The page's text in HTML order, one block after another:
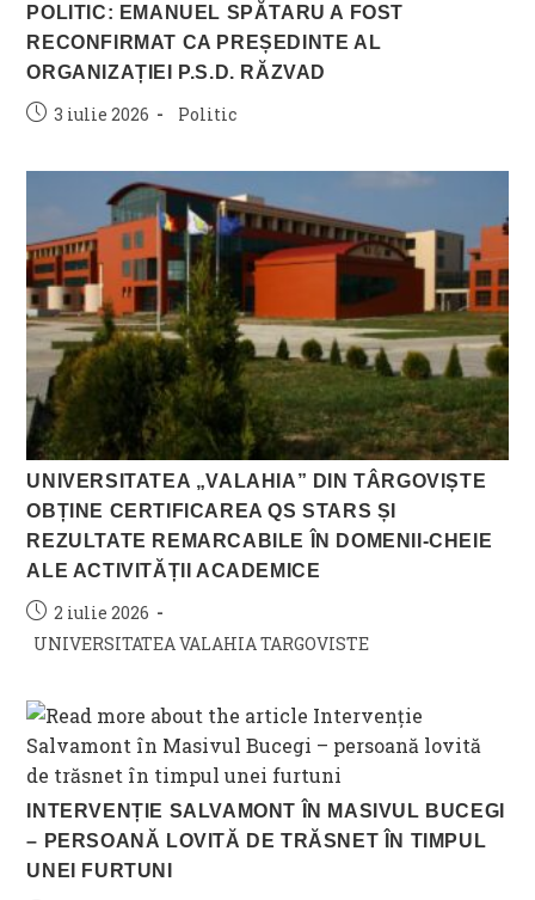
POLITIC: EMANUEL SPĂTARU A FOST
RECONFIRMAT CA PREȘEDINTE AL
ORGANIZAȚIEI P.S.D. RĂZVAD
Post3 iulie 2026
Post
Politic
UNIVERSITATEA „VALAHIA” DIN TÂRGOVIȘTE
OBȚINE CERTIFICAREA QS STARS ȘI
REZULTATE REMARCABILE ÎN DOMENII-CHEIE
ALE ACTIVITĂȚII ACADEMICE
Post
published:
2 iulie 2026
Post
UNIVERSITATEA VALAHIA TARGOVISTE
INTERVENȚIE SALVAMONT ÎN MASIVUL BUCEGI
– PERSOANĂ LOVITĂ DE TRĂSNET ÎN TIMPUL
UNEI FURTUNI